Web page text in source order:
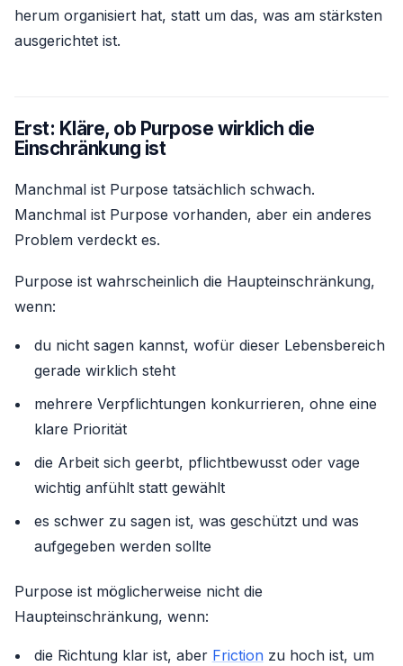
herum organisiert hat, statt um das, was am stärksten
ausgerichtet ist.
Erst: Kläre, ob Purpose wirklich die
Einschränkung ist
Manchmal ist Purpose tatsächlich schwach.
Manchmal ist Purpose vorhanden, aber ein anderes
Problem verdeckt es.
Purpose ist wahrscheinlich die Haupteinschränkung,
wenn:
du nicht sagen kannst, wofür dieser Lebensbereich
gerade wirklich steht
mehrere Verpflichtungen konkurrieren, ohne eine
klare Priorität
die Arbeit sich geerbt, pflichtbewusst oder vage
wichtig anfühlt statt gewählt
es schwer zu sagen ist, was geschützt und was
aufgegeben werden sollte
Purpose ist möglicherweise nicht die
Haupteinschränkung, wenn:
die Richtung klar ist, aber Frictionzu hoch ist, um